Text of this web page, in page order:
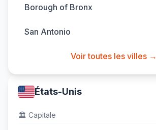
Borough of Bronx
San Antonio
Voir toutes les villes →
États-Unis
🏛️ Capitale